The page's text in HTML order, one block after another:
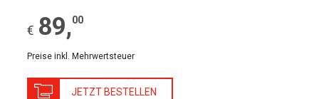
€ 89,00
Preise inkl. Mehrwertsteuer
JETZT BESTELLEN